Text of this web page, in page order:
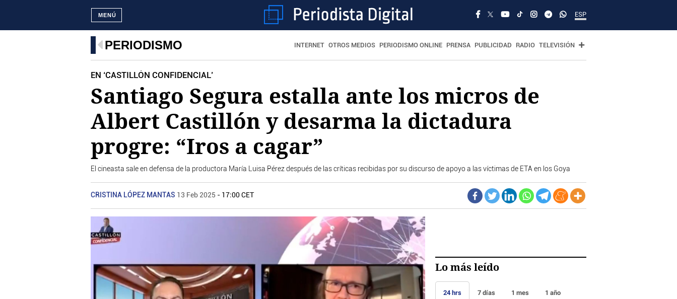
ESP
MENÚ
PERIODISMO INTERNET OTROS MEDIOS PERIODISMO ONLINE PRENSA PUBLICIDAD RADIO TELEVISIÓN
EN ‘CASTILLÓN CONFIDENCIAL’
Santiago Segura estalla ante los micros de
Albert Castillón y desarma la dictadura
progre: “Iros a cagar”
El cineasta sale en defensa de la productora María Luisa Pérez después de las críticas recibidas por su discurso de apoyo a las víctimas de ETA en los Goya
CRISTINA LÓPEZ MANTAS 13 Feb 2025 - 17:00 CET
Lo más leído
24 hrs 7 días 1 mes 1 año